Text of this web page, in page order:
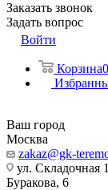
Заказать звонок
Задать вопрос
Войти
Корзина0
Ваш город
Москва
zakaz@gk-
ул. Складочная
Буракова, 6